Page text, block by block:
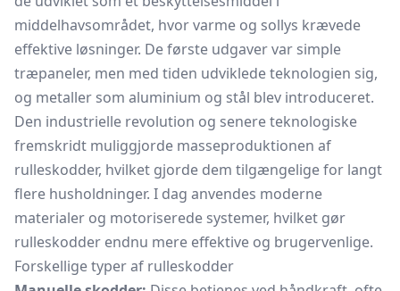
middelhavsområdet, hvor varme og sollys krævede
effektive løsninger. De første udgaver var simple
træpaneler, men med tiden udviklede teknologien sig,
og metaller som aluminium og stål blev introduceret.
Den industrielle revolution og senere teknologiske
fremskridt muliggjorde masseproduktionen af
rulleskodder, hvilket gjorde dem tilgængelige for langt
flere husholdninger. I dag anvendes moderne
materialer og motoriserede systemer, hvilket gør
rulleskodder endnu mere effektive og brugervenlige.
Forskellige typer af rulleskodder